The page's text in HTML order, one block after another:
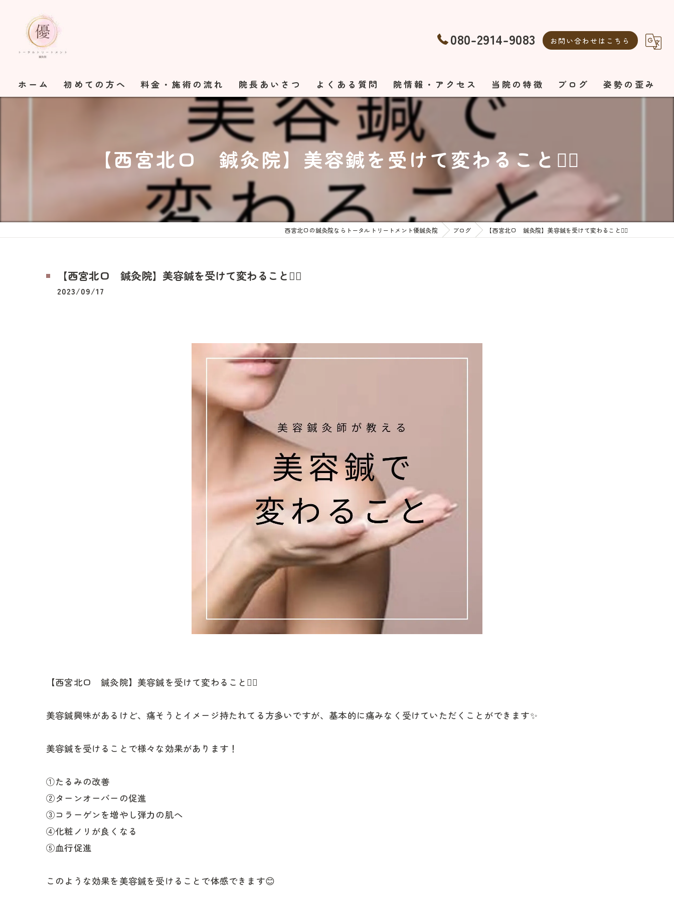
080-2914-9083 お問い合わせはこちら
ホーム 初めての方へ 料金・施術の流れ 院長あいさつ よくある質問 院情報・アクセス 当院の特徴
自律神経
ボディメイク
オーダーメイド施術
美容鍼
ブログ 姿勢の歪み
【西宮北口 鍼灸院】美容鍼を受けて変わること💆‍♀️
西宮北口の鍼灸院ならトータルトリートメント優鍼灸院 ブログ 【西宮北口 鍼灸院】美容鍼を受けて変わること💆‍♀️
【西宮北口 鍼灸院】美容鍼を受けて変わること💆‍♀️
2023/09/17
【西宮北口 鍼灸院】美容鍼を受けて変わること💆‍♀️
美容鍼興味があるけど、痛そうとイメージ持たれてる方多いですが、基本的に痛みなく受けていただくことができます✨
美容鍼を受けることで様々な効果があります！
①たるみの改善
②ターンオーバーの促進
③コラーゲンを増やし弾力の肌へ
④化粧ノリが良くなる
⑤血行促進
このような効果を美容鍼を受けることで体感できます😊